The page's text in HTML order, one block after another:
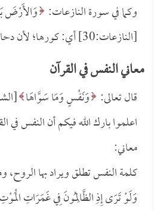
وكما في سورة النازعات: وَالأَرْضَ
[النازعات:30] أي: كورها؛ لأن دحاها وطحاها بمعنى واحد.
معاني النفس في القرآن
قال تعالى: وَنَفْسٍ وَمَا سَوَّاهَا
اعلموا بارك الله فيكم أن النفس في
معاني:
كلمة النفس تطلق ويراد بها
وَلَوْ تَرَى إِذِ الظَّالِمُونَ فِي غَمَرَاتِ